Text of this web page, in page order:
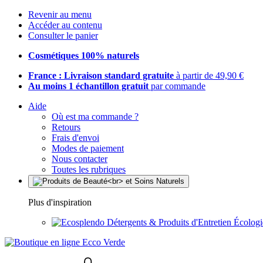
Revenir au menu
Accéder au contenu
Consulter le panier
Cosmétiques 100% naturels
France : Livraison standard gratuite à partir de 49,90 €
Au moins 1 échantillon gratuit par commande
Aide
Où est ma commande ?
Retours
Frais d'envoi
Modes de paiement
Nous contacter
Toutes les rubriques
Plus d'inspiration
Détergents & Produits d'Entretien